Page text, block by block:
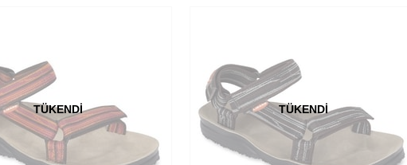
TÜKENDI TÜKENDI